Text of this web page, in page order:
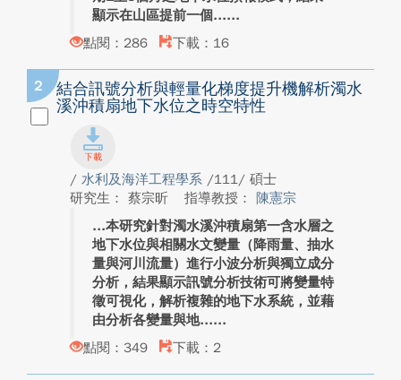
顯示在山區提前一個...
點閱：286
下載：16
2
結合訊號分析與輕量化梯度提升機解析濁水
溪沖積扇地下水位之時空特性
/ 水利及海洋工程學系 /111/ 碩士
研究生： 蔡宗昕
指導教授： 陳憲宗
本研究針對濁水溪沖積扇第一含水層之
地下水位與相關水文變量（降雨量、抽水
量與河川流量）進行小波分析與獨立成分
分析，結果顯示訊號分析技術可將變量特
徵可視化，解析複雜的地下水系統，並藉
由分析各變量與地...
點閱：349
下載：2